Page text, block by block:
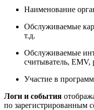
Наименование
Обслуживаемые
т.д.
Обслуживаемые
считыватель, EMV,
Участие в
Логи и события
по зарегистрированным